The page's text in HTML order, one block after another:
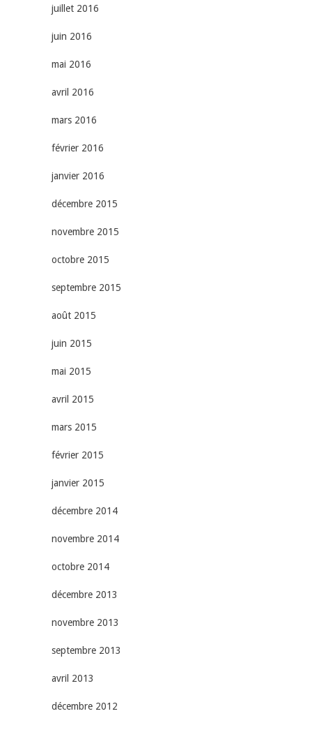
juillet 2016
juin 2016
mai 2016
avril 2016
mars 2016
février 2016
janvier 2016
décembre 2015
novembre 2015
octobre 2015
septembre 2015
août 2015
juin 2015
mai 2015
avril 2015
mars 2015
février 2015
janvier 2015
décembre 2014
novembre 2014
octobre 2014
décembre 2013
novembre 2013
septembre 2013
avril 2013
décembre 2012